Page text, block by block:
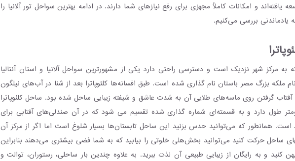
یافته‌اند و امکانات کاملاً مجهزی برای رفع نیازهای شما دارند. در ادامه بهترین سواحل تور آلانیا را
یادماندنی بررسی می‌کنیم.
به مرکز شهر نزدیک است و دسترسی راحتی دارد یکی از مشهورترین سواحل آلانیا و استان آنتالیا
ملکه بزرگ مصر باستان نام گذاری شده است. طبق افسانه‌ها کلئوپاترا بعد از شنا در آب‌های نیلگون
گرفتن روی ماسه‌های طلایی آن به شدت عاشق و شیفته زیبایی ساحل شده بود. ساحل کلئوپاترا
2 کیلومتر طول دارد و به قسمته‌ای شماره گذاری شده تقسیم می شود که در آن صندلی‌های آفتابی برای
است. همانطور که می‌توانید حدس بزنید این ساحل تابستان‌ها بسیار شلوغ است اما اگر از مرکز آن
ساحل حرکت کنید می‌توانید بخش‌هلی خلوتی را بیابید که به شما فضی بیشتری می‌دهند بنابراین
کنید و به رایگان از زیبایی طبیعی آن لذت ببرید. به علاوه چندین بار ساحلی، رستوران، توالت و